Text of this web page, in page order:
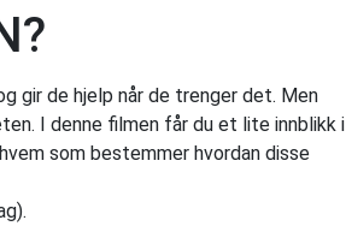
gir de hjelp når de trenger det. Men
I denne filmen får du et lite innblikk i
som bestemmer hvordan disse